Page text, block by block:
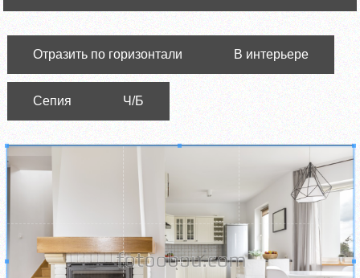
Отразить по горизонтали В интерьере
Сепия Ч/Б